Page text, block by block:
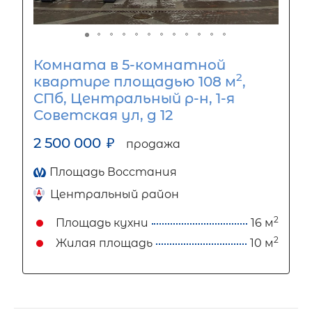
Комната в 5-комнатной
квартире площадью 108 м2,
СПб, Центральный р-н, 1-я
Советская ул, д 12
2 500 000 ₽ продажа
Площадь Восстания
Центральный район
Площадь кухни 16 м2
Жилая площадь 10 м2